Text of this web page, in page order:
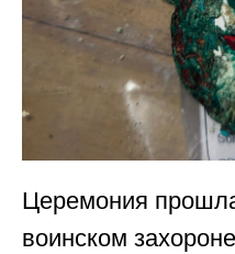
Церемония
воинском